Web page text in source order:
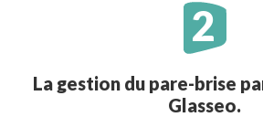
La gestion du pare-brise
Glasseo.